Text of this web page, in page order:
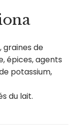
graines de
épices, agents
potassium,
du lait.